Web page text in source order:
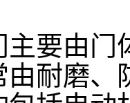
要由门
耐磨、